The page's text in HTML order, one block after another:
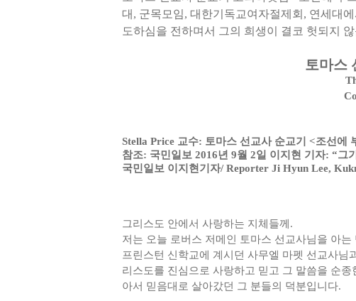
대, 군목모임, 대한기독교여자절제회, 연세대
도하심을 전하며서 그의 희생이 결코 헛되지
토마스
Stella Price 교수: 토마스 선교사 순교기 <조선에
참조: 국민일보 2016년 9월 2일 이지현 기자: “그
국민일보 이지현기자/ Reporter Ji Hyun Lee,
그리스도 안에서 사랑하는 지체들께.
저는 오늘 로버스 저메인 토마스 선교사님을 아
프린스턴 신학교에 계시던 사무엘 마펫 선교사
리스도를 진심으로 사랑하고 믿고 그 말씀을 순
아서 믿음대로 살아갔던 그 분들의 덕분입니다.